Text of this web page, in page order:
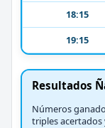
18:15
19:15
Resultados
Números
triples acertados